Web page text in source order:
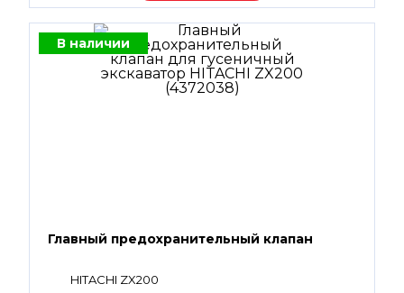
В наличии
Главный предохранительный клапан
HITACHI ZX200